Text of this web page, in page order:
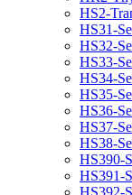
HS2-
HS31-
HS32-
HS33-
HS34-
HS35-
HS36-
HS37-
HS38-
HS390-
HS391-
HS392-